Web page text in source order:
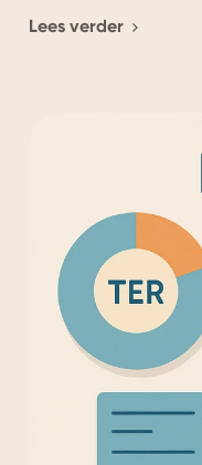
Lees verder